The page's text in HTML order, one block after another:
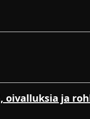
oivalluksia ja